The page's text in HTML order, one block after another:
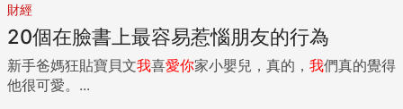
財經
20個在臉書上最容易惹惱朋友的行為
新手爸媽狂貼寶貝文我喜愛你家小嬰兒，真的， 我們真的覺得
他很可愛。...